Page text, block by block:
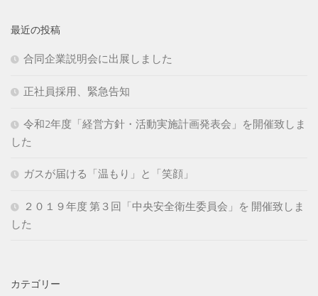
最近の投稿
合同企業説明会に出展しました
正社員採用、緊急告知
令和2年度「経営方針・活動実施計画発表会」を開催致しま
した
ガスが届ける「温もり」と「笑顔」
２０１９年度 第３回「中央安全衛生委員会」を 開催致しま
した
カテゴリー